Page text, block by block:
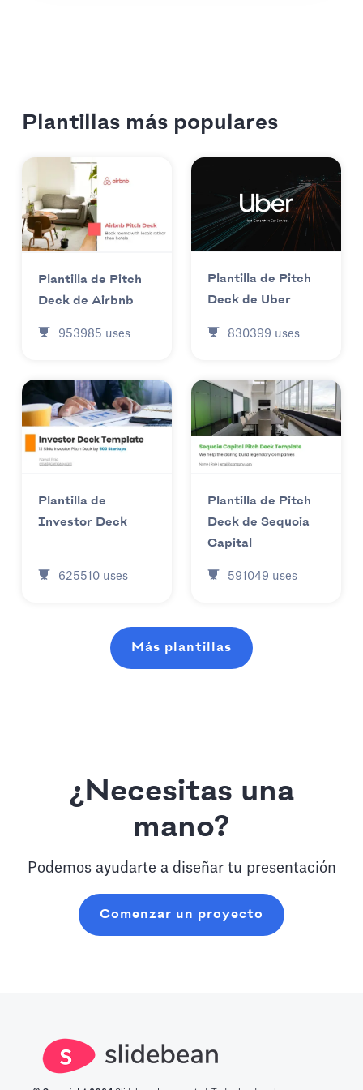
Plantillas más populares
Plantilla de Pitch
Deck de Airbnb
953985 uses
Plantilla de Pitch
Deck de Uber
830399 uses
Plantilla de
Investor Deck
625510 uses
Plantilla de Pitch
Deck de Sequoia
Capital
591049 uses
Más plantillas
¿Necesitas una
mano?
Podemos ayudarte a diseñar tu presentación
Comenzar un proyecto